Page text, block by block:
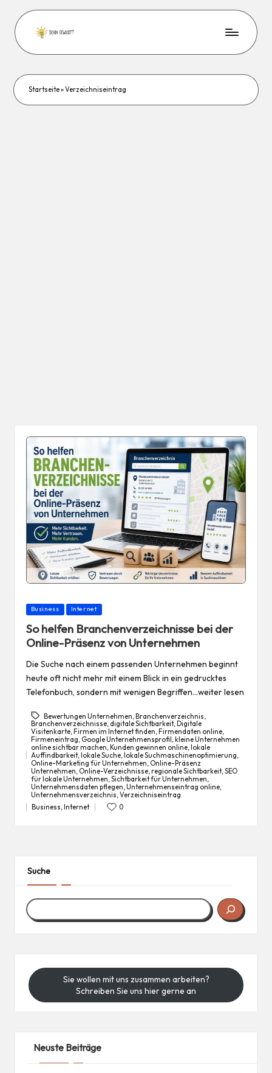
Startseite»Verzeichniseintrag
Posted
Business Internet
So helfen Branchenverzeichnisse bei der
Online-Präsenz von Unternehmen
Die Suche nach einem passenden Unternehmen beginnt
heute oft nicht mehr mit einem Blick in ein gedrucktes
Telefonbuch, sondern mit wenigen Begriffen…weiter lesen
Tags:
Bewertungen Unternehmen Branchenverzeichnis
Branchenverzeichnisse, digitale Sichtbarkeit, Digitale
Visitenkarte, Firmen im Internet finden, Firmendaten online,
Firmeneintrag, Google Unternehmensprofil , kleine Unternehmen
online sichtbar machen, Kunden gewinnen online, lokale
Auffindbarkeit, lokale Suche, lokale Suchmaschinenoptimierung,
Online-Marketing für Unternehmen, Online-Präsenz
Unternehmen, Online-Verzeichnisse,regionale Sichtbarkeit,SEO
für lokale Unternehmen,Sichtbarkeit für Unternehmen,
Unternehmensdaten pflegen,Unternehmenseintrag online,
Unternehmensverzeichnis,Verzeichniseintrag
Posted
Business ,Internet 0
Suche
Sie wollen mit uns zusammen arbeiten?
Schreiben Sie uns hier gerne an
Neuste Beiträge